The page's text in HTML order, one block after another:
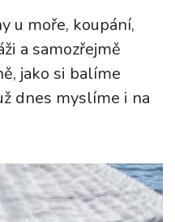
u moře, koupání,
a samozřejmě
jako si balíme
dnes myslíme i na